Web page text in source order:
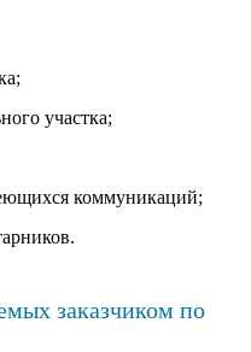
участка;
коммуникаций;
заказчиком по